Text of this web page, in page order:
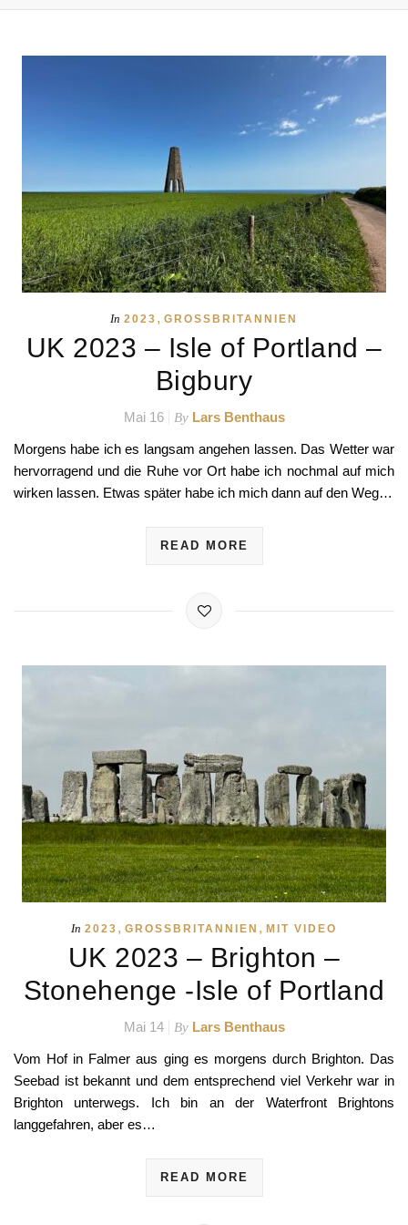
In 2023 , GROSSBRITANNIEN
UK 2023 – Isle of Portland –
Bigbury
Mai 16 By Lars Benthaus
Morgens habe ich es langsam angehen lassen. Das Wetter war
hervorragend und die Ruhe vor Ort habe ich nochmal auf mich
wirken lassen. Etwas später habe ich mich dann auf den Weg…
READ MORE
In 2023 , GROSSBRITANNIEN , MIT VIDEO
UK 2023 – Brighton –
Stonehenge -Isle of Portland
Mai 14 By Lars Benthaus
Vom Hof in Falmer aus ging es morgens durch Brighton. Das
Seebad ist bekannt und dem entsprechend viel Verkehr war in
Brighton unterwegs. Ich bin an der Waterfront Brightons
langgefahren, aber es…
READ MORE